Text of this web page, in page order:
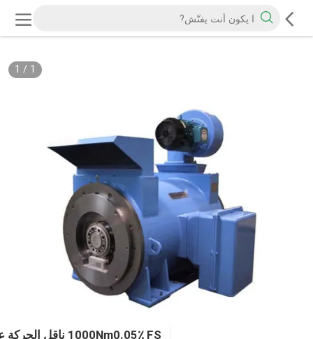
1
/
1
1000Nm0.05٪ FS ناقل الحركة عالي الدقة Dyno